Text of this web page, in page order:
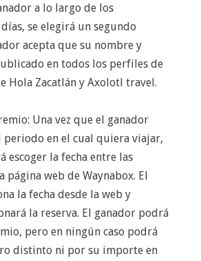
a lo largo de los
se elegirá un segundo
acepta que su nombre y
en todos los perfiles de
Hola Zacatlán y Axolotl travel.
Una vez que el ganador
periodo en el cual quiera viajar,
escoger la fecha entre las
página web de Waynabox. El
la fecha desde la web y
la reserva. El ganador podrá
pero en ningún caso podrá
distinto ni por su importe en